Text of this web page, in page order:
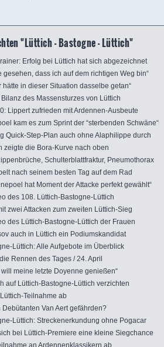
"Lüttich - Bastogne - Lüttich"
Erfolg bei Lüttich hat sich abgezeichnet
dass ich auf dem richtigen Weg bin“
in dieser Situation dasselbe getan“
des Massensturzes von Lüttich
Lippert zufrieden mit Ardennen-Ausbeute
kam es zum Sprint der “sterbenden Schwäne“
Quick-Step-Plan auch ohne Alaphilippe durch
zeigte die Bora-Kurve nach oben
Schulterblattfraktur, Pneumothorax
nach seinem besten Tag auf dem Rad
hat Moment der Attacke perfekt gewählt“
des 108. Lüttich-Bastogne-Lüttich
zwei Attacken zum zweiten Lüttich-Sieg
des Lüttich-Bastogne-Lüttich der Frauen
auch in Lüttich ein Podiumskandidat
Lüttich: Alle Aufgebote im Überblick
Rennen des Tages / 24. April
meine letzte Doyenne genießen“
auf Lüttich-Bastogne-Lüttich verzichten
Teilnahme ab
Van Aert gefährden?
Lüttich: Streckenerkundung ohne Pogacar
bei Lüttich-Premiere eine kleine Siegchance